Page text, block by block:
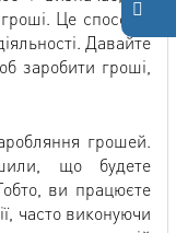
Це способи,
Давайте
заробити гроші,
грошей.
що будете
ви працюєте
часто виконуючи